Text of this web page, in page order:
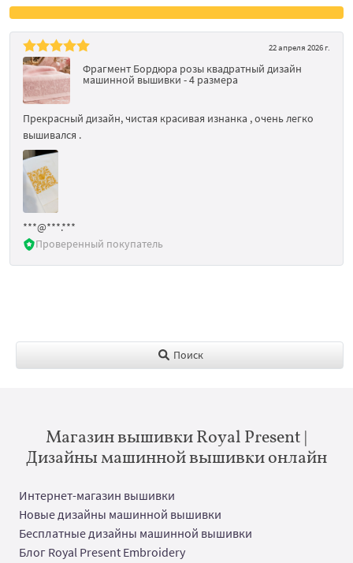
22 апреля 2026 г.
Фрагмент Бордюра розы квадратный дизайн
машинной вышивки - 4 размера
Прекрасный дизайн, чистая красивая изнанка , очень легко
вышивался .
***@***.***
Проверенный покупатель
Поиск
Магазин вышивки Royal Present |
Дизайны машинной вышивки онлайн
Интернет-магазин вышивки
Новые дизайны машинной вышивки
Бесплатные дизайны машинной вышивки
Блог Royal Present Embroidery